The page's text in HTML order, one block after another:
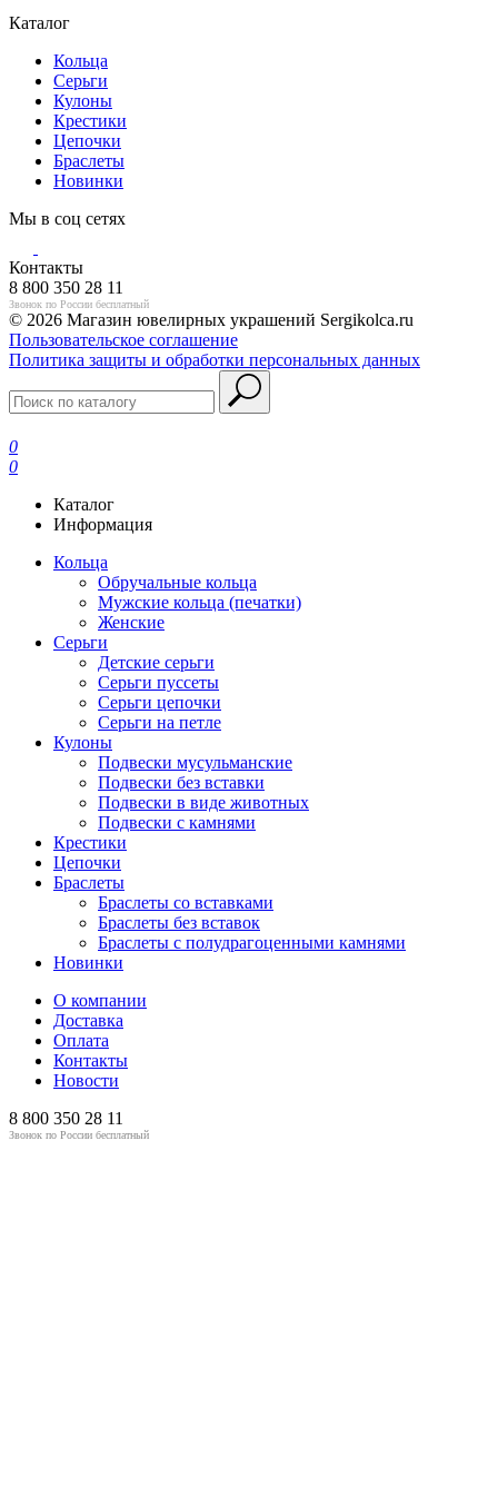
Каталог
Кольца
Серьги
Кулоны
Крестики
Цепочки
Браслеты
Новинки
Мы в соц сетях
Контакты
8 800 350 28 11
Звонок по России бесплатный
© 2026 Магазин ювелирных украшений Sergikolca.ru
Пользовательское соглашение
Политика защиты и обработки персональных данных
0
0
Каталог
Информация
Кольца
Обручальные кольца
Мужские кольца (печатки)
Женские
Серьги
Детские серьги
Серьги пуссеты
Серьги цепочки
Серьги на петле
Кулоны
Подвески мусульманские
Подвески без вставки
Подвески в виде животных
Подвески с камнями
Крестики
Цепочки
Браслеты
Браслеты со вставками
Браслеты без вставок
Браслеты с полудрагоценными камнями
Новинки
О компании
Доставка
Оплата
Контакты
Новости
8 800 350 28 11
Звонок по России бесплатный